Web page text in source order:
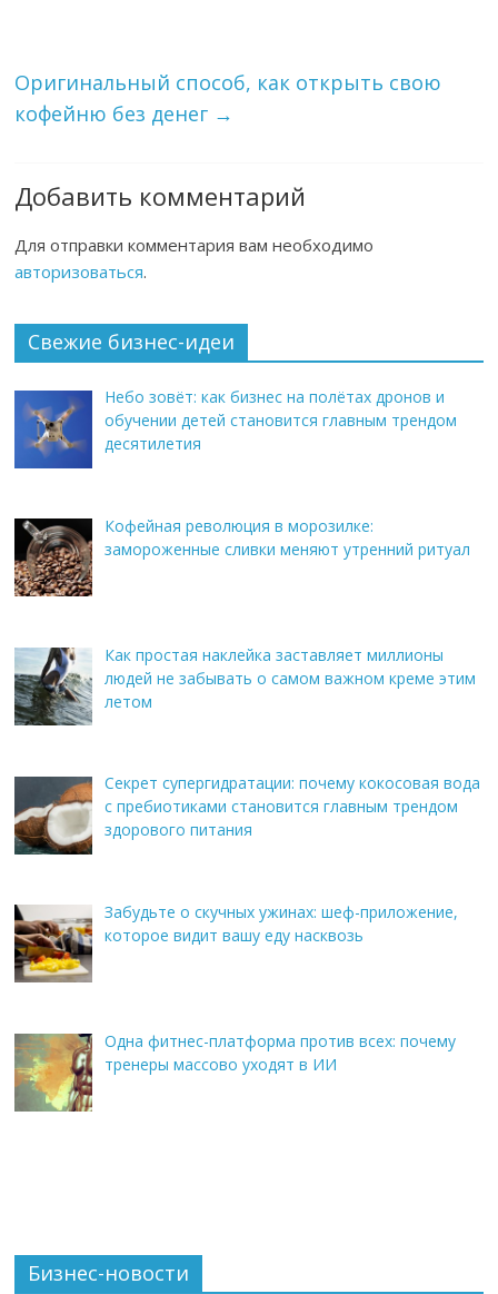
Оригинальный способ, как открыть свою
кофейню без денег →
Добавить комментарий
Для отправки комментария вам необходимо
авторизоваться.
Свежие бизнес-идеи
Небо зовёт: как бизнес на полётах дронов и
обучении детей становится главным трендом
десятилетия
Кофейная революция в морозилке:
замороженные сливки меняют утренний ритуал
Как простая наклейка заставляет миллионы
людей не забывать о самом важном креме этим
летом
Секрет супергидратации: почему кокосовая вода
с пребиотиками становится главным трендом
здорового питания
Забудьте о скучных ужинах: шеф-приложение,
которое видит вашу еду насквозь
Одна фитнес-платформа против всех: почему
тренеры массово уходят в ИИ
Бизнес-новости